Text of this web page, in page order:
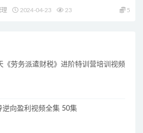
理 2024-04-23 23 5
《劳务派遣财税》进阶特训营培训视频
逆向盈利视频全集 50集